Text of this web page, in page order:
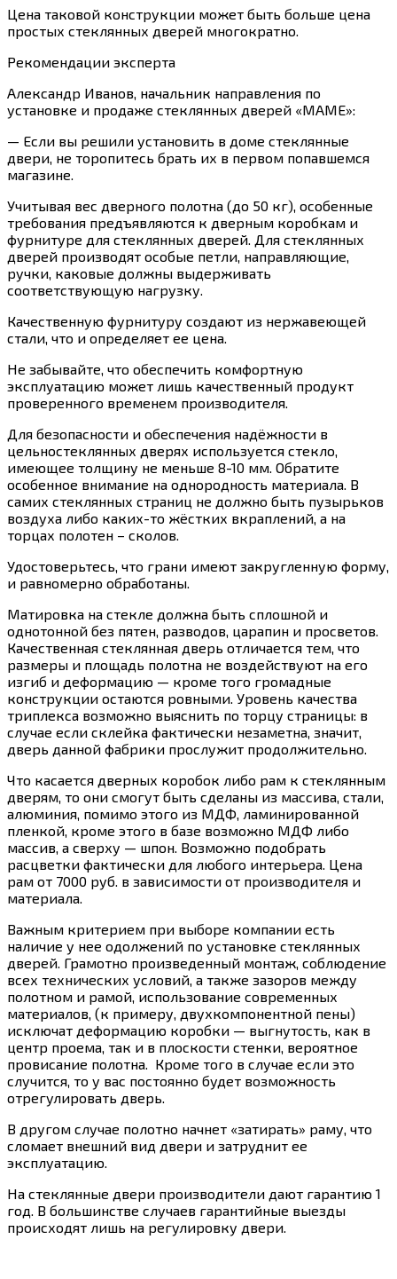
Цена таковой конструкции может быть больше цена
простых стеклянных дверей многократно.
Рекомендации эксперта
Александр Иванов, начальник направления по
установке и продаже стеклянных дверей «МАМЕ»:
— Если вы решили установить в доме стеклянные
двери, не торопитесь брать их в первом попавшемся
магазине.
Учитывая вес дверного полотна (до 50 кг), особенные
требования предъявляются к дверным коробкам и
фурнитуре для стеклянных дверей. Для стеклянных
дверей производят особые петли, направляющие,
ручки, каковые должны выдерживать
соответствующую нагрузку.
Качественную фурнитуру создают из нержавеющей
стали, что и определяет ее цена.
Не забывайте, что обеспечить комфортную
эксплуатацию может лишь качественный продукт
проверенного временем производителя.
Для безопасности и обеспечения надёжности в
цельностеклянных дверях используется стекло,
имеющее толщину не меньше 8-10 мм. Обратите
особенное внимание на однородность материала. В
самих стеклянных страниц не должно быть пузырьков
воздуха либо каких-то жёстких вкраплений, а на
торцах полотен – сколов.
Удостоверьтесь, что грани имеют закругленную форму,
и равномерно обработаны.
Матировка на стекле должна быть сплошной и
однотонной без пятен, разводов, царапин и просветов.
Качественная стеклянная дверь отличается тем, что
размеры и площадь полотна не воздействуют на его
изгиб и деформацию — кроме того громадные
конструкции остаются ровными. Уровень качества
триплекса возможно выяснить по торцу страницы: в
случае если склейка фактически незаметна, значит,
дверь данной фабрики прослужит продолжительно.
Что касается дверных коробок либо рам к стеклянным
дверям, то они смогут быть сделаны из массива, стали,
алюминия, помимо этого из МДФ, ламинированной
пленкой, кроме этого в базе возможно МДФ либо
массив, а сверху — шпон. Возможно подобрать
расцветки фактически для любого интерьера. Цена
рам от 7000 руб. в зависимости от производителя и
материала.
Важным критерием при выборе компании есть
наличие у нее одолжений по установке стеклянных
дверей. Грамотно произведенный монтаж, соблюдение
всех технических условий, а также зазоров между
полотном и рамой, использование современных
материалов, (к примеру, двухкомпонентной пены)
исключат деформацию коробки — выгнутость, как в
центр проема, так и в плоскости стенки, вероятное
провисание полотна. Кроме того в случае если это
случится, то у вас постоянно будет возможность
отрегулировать дверь.
В другом случае полотно начнет «затирать» раму, что
сломает внешний вид двери и затруднит ее
эксплуатацию.
На стеклянные двери производители дают гарантию 1
год. В большинстве случаев гарантийные выезды
происходят лишь на регулировку двери.